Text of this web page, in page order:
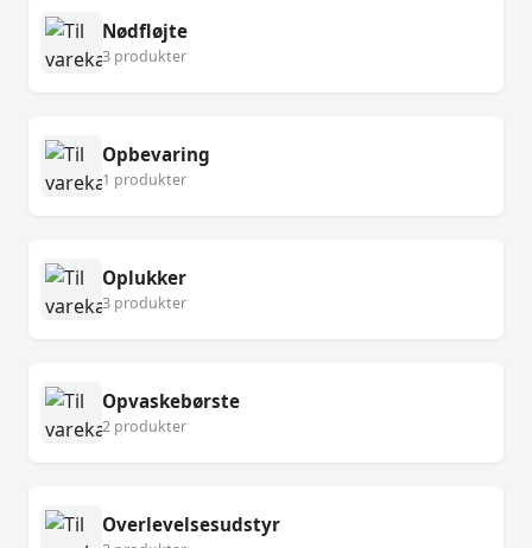
Nødfløjte
3 produkter
Opbevaring
1 produkter
Oplukker
3 produkter
Opvaskebørste
2 produkter
Overlevelsesudstyr